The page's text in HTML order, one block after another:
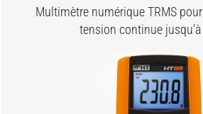
Multimètre numérique TRMS
tension continue